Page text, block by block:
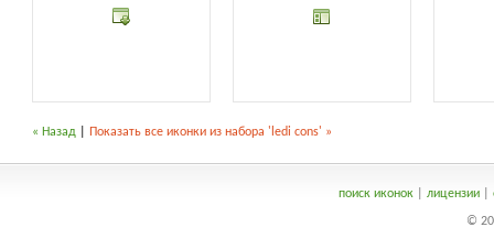
« Назад Показать все иконки из набора 'ledi cons' »
поиск иконок| лицензии|
©